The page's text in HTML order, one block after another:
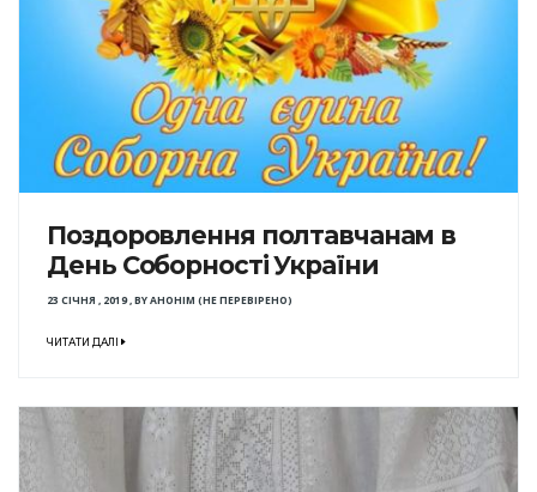
Поздоровлення полтавчанам в
День Соборності України
23 СІЧНЯ , 2019,BYАНОНІМ (НЕ ПЕРЕВІРЕНО)
ЧИТАТИ ДАЛІ